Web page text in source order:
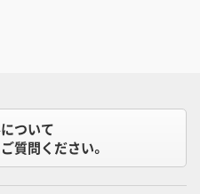
ついて
質問ください。